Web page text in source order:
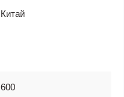
Китай
600